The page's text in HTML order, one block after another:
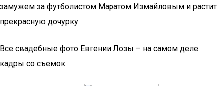
замужем за футболистом Маратом Измайловым и растит
прекрасную дочурку.
Все свадебные фото Евгении Лозы – на самом деле
кадры со съемок